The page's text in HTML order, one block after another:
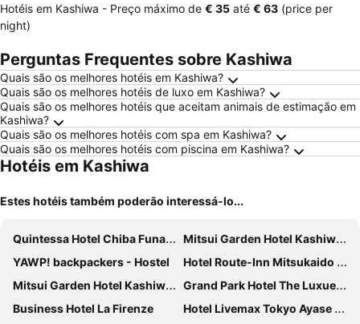
Hotéis em Kashiwa - Preço máximo de ‎€ 35 até ‎€ 63 (price per
night)
Perguntas Frequentes sobre Kashiwa
Quais são os melhores hotéis em Kashiwa?
Quais são os melhores hotéis de luxo em Kashiwa?
Quais são os melhores hotéis que aceitam animais de estimação em
Kashiwa?
Quais são os melhores hotéis com spa em Kashiwa?
Quais são os melhores hotéis com piscina em Kashiwa?
Hotéis em Kashiwa
Estes hotéis também poderão interessá-lo...
Quintessa Hotel Chiba Funabashi
Mitsui Garden Hotel Kashiwa-no-ha Park Side - Chiba
YAWP! backpackers - Hostel
Hotel Route-Inn Mitsukaido Ekimae
Mitsui Garden Hotel Kashiwa-no-ha
Grand Park Hotel The Luxueux Minamikashiwa
Business Hotel La Firenze
Hotel Livemax Tokyo Ayase Ekimae